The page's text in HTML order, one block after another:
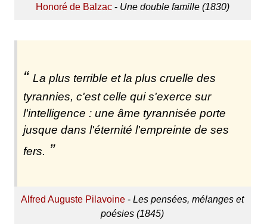
Honoré de Balzac- Une double famille (1830)
La plus terrible et la plus cruelle des
tyrannies, c'est celle qui s'exerce sur
l'intelligence : une âme tyrannisée porte
jusque dans l'éternité l'empreinte de ses
fers.
Alfred Auguste Pilavoine -Les pensées, mélanges et
poésies (1845)